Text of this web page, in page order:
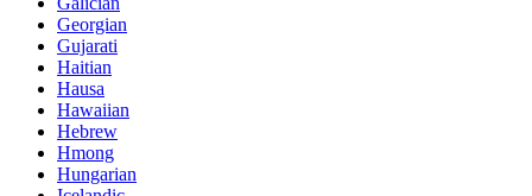
Georgian
Gujarati
Haitian
Hausa
Hawaiian
Hebrew
Hmong
Hungarian